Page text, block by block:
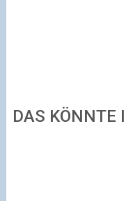
DAS KÖNNTE